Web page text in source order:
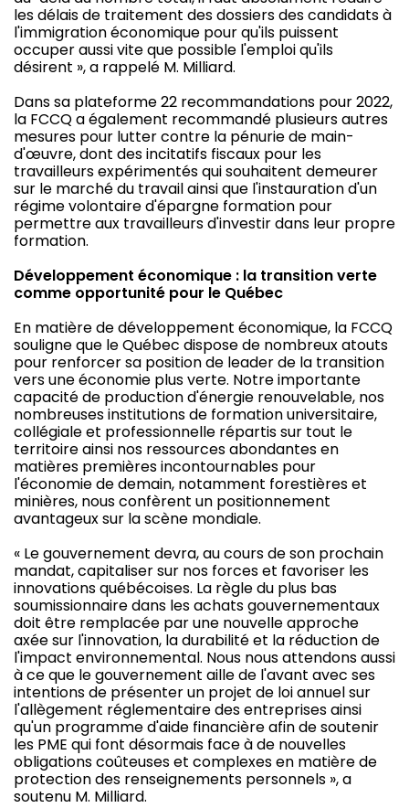
les délais de traitement des dossiers des candidats à
l'immigration économique pour qu'ils puissent
occuper aussi vite que possible l'emploi qu'ils
désirent », a rappelé M. Milliard.
Dans sa plateforme 22 recommandations pour 2022,
la FCCQ a également recommandé plusieurs autres
mesures pour lutter contre la pénurie de main-
d'œuvre, dont des incitatifs fiscaux pour les
travailleurs expérimentés qui souhaitent demeurer
sur le marché du travail ainsi que l'instauration d'un
régime volontaire d'épargne formation pour
permettre aux travailleurs d'investir dans leur propre
formation.
Développement économique : la transition verte
comme opportunité pour le Québec
En matière de développement économique, la FCCQ
souligne que le Québec dispose de nombreux atouts
pour renforcer sa position de leader de la transition
vers une économie plus verte. Notre importante
capacité de production d'énergie renouvelable, nos
nombreuses institutions de formation universitaire,
collégiale et professionnelle répartis sur tout le
territoire ainsi nos ressources abondantes en
matières premières incontournables pour
l'économie de demain, notamment forestières et
minières, nous confèrent un positionnement
avantageux sur la scène mondiale.
« Le gouvernement devra, au cours de son prochain
mandat, capitaliser sur nos forces et favoriser les
innovations québécoises. La règle du plus bas
soumissionnaire dans les achats gouvernementaux
doit être remplacée par une nouvelle approche
axée sur l'innovation, la durabilité et la réduction de
l'impact environnemental. Nous nous attendons aussi
à ce que le gouvernement aille de l'avant avec ses
intentions de présenter un projet de loi annuel sur
l'allègement réglementaire des entreprises ainsi
qu'un programme d'aide financière afin de soutenir
les PME qui font désormais face à de nouvelles
obligations coûteuses et complexes en matière de
protection des renseignements personnels », a
soutenu M. Milliard.